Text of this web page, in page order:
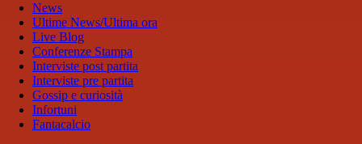
News
Ultime News/Ultima ora
Live Blog
Conferenze Stampa
Interviste post partita
Interviste pre partita
Gossip e curiosità
Infortuni
Fantacalcio